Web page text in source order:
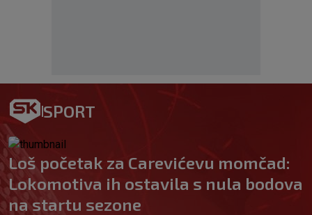
SPORT
Loš početak za Carevićevu momčad:
Lokomotiva ih ostavila s nula bodova
na startu sezone